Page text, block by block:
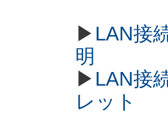
▶ LAN接
明
▶ LAN接
レット